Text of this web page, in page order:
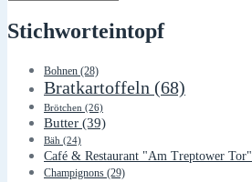
Stichworteintopf
Bohnen (28)
Bratkartoffeln (68)
Brötchen (26)
Butter (39)
Bäh (24)
Café & Restaurant "Am Treptower Tor"
Champignons (29)